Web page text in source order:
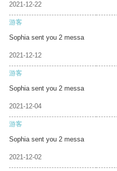
2021-12-22
游客
Sophia sent you 2 messa
2021-12-12
游客
Sophia sent you 2 messa
2021-12-04
游客
Sophia sent you 2 messa
2021-12-02